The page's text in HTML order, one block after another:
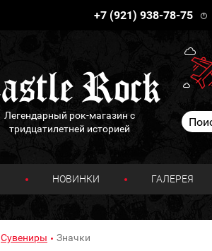
+7 (921) 938-78-75
Легендарный рок-магазин с
тридцатилетней историей
НОВИНКИ ГАЛЕРЕЯ
Сувениры Значки